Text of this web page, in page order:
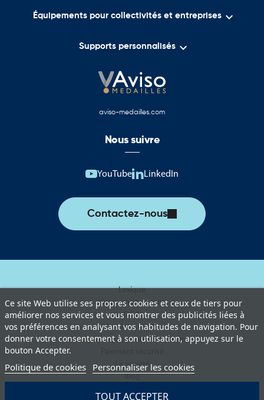
Équipements pour collectivités et entreprises 
Supports personnalisés 
Ce site Web utilise ses propres cookies et ceux de tiers pour
améliorer nos services et vous montrer des publicités liées à
vos préférences en analysant vos habitudes de navigation. Pour
donner votre consentement à son utilisation, appuyez sur le
bouton Accepter.
Politique de cookies Personnaliser les cookies
TOUT ACCEPTER
aviso-medailles.com
Nous suivre
YouTube LinkedIn
Contactez-nous
Lexique
Livraison et retours
C.G.V
Mentions légales
Politique de protection des données
La société
Blog